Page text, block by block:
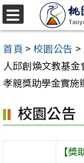
跳
至
主
要
內
區
首頁 > 校園公告 >
人邱創煥文教基
孝親獎助學金實施
校園公告
【
選
單